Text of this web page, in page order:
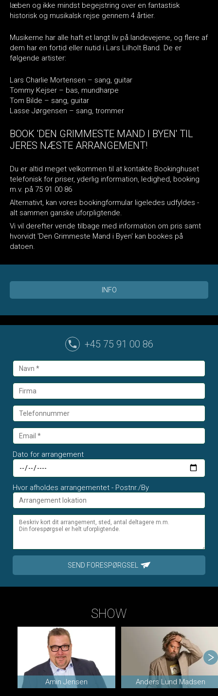
læben og ikke mindst begejstring over en fantastisk
historisk og musikalsk rejse gennem 4 årtier.
Musikerne har alle haft et langt liv på landevejene, og flere af
dem har en fortid eller nutid i Lars Lilholt Band. De er
følgende artister:
⁠Lars Charlie Mortensen – sang, guitar
Tommy Kejser – bas, mundharpe
Tom Bilde – sang, guitar
Lasse Jørgensen – sang, trommer
BOOK 'DEN GRIMMESTE MAND I BYEN' TIL
JERES NÆSTE ARRANGEMENT!
Du er altid meget velkommen til at kontakte Bookinghuset
telefonisk for priser, yderlig information, ledighed, booking
m.v. på 75 91 00 86
Alternativt, kan vores bookingformular ligeledes udfyldes -
alt sammen ganske uforpligtende.
Vi vil derefter vende tilbage med information om pris samt
hvorvidt 'Den Grimmeste Mand i Byen' kan bookes på
datoen.
INFO
+45 75 91 00 86
Dato for arrangement
Hvor afholdes arrangementet - Postnr./By
SEND FORESPØRGSEL
SHOW
Amin Jensen Anders Lund Madsen